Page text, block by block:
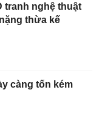
tranh nghệ thuật
thừa kế
càng tốn kém